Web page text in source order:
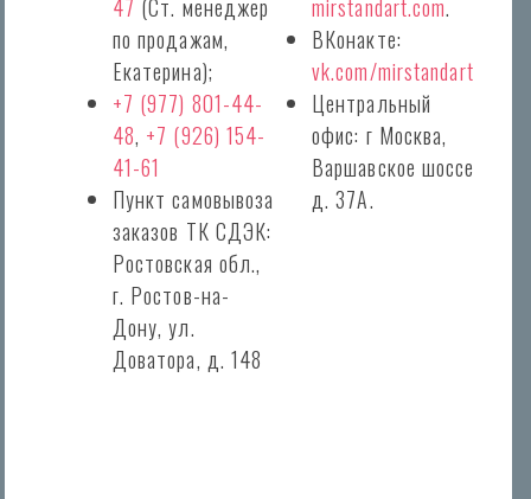
47 (Ст. менеджер
по продажам,
Екатерина);
+7 (977) 801-44-
48, +7 (926) 154-
41-61
Пункт самовывоза
заказов ТК СДЭК:
Ростовская обл.,
г. Ростов-на-
Дону, ул.
Доватора, д. 148
mirstandart.com.
ВКонакте:
vk.com/mirstandart
Центральный
офис: г Москва,
Варшавское шоссе
д. 37А.